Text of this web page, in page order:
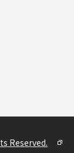
Reserved.